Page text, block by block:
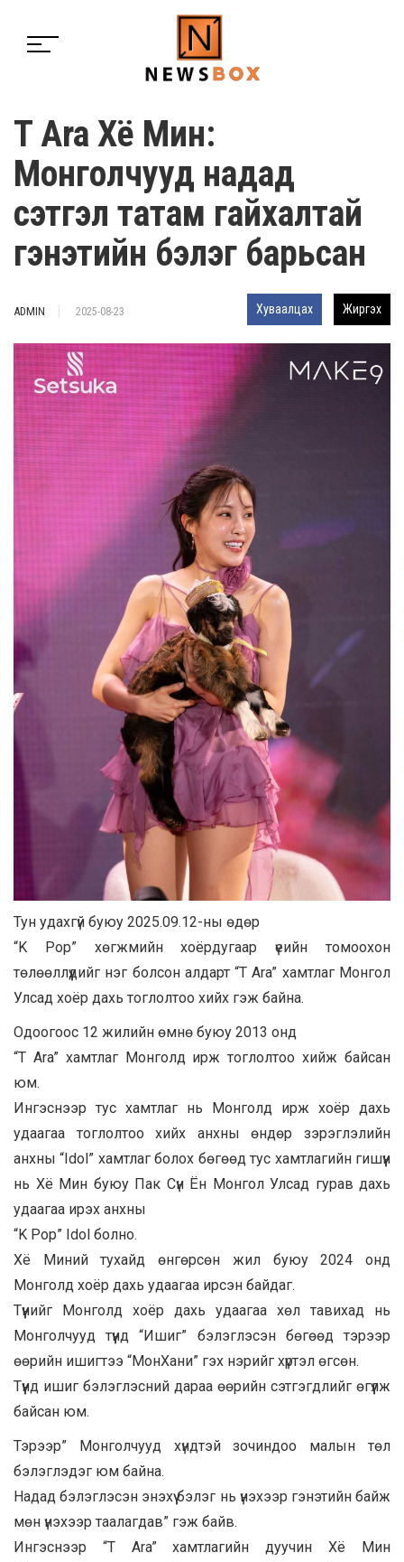
T Ara Хё Мин:
Монголчууд надад
сэтгэл татам гайхалтай
гэнэтийн бэлэг барьсан
ADMIN 2025-08-23 Хуваалцах Жиргэх
Тун удахгүй буюу 2025.09.12-ны өдөр
“K Pop” хөгжмийн хоёрдугаар үеийн томоохон
төлөөллүүдийг нэг болсон алдарт “T Ara” хамтлаг Монгол
Улсад хоёр дахь тоглолтоо хийх гэж байна.
Одоогоос 12 жилийн өмнө буюу 2013 онд
“T Ara” хамтлаг Монголд ирж тоглолтоо хийж байсан
юм.
Ингэснээр тус хамтлаг нь Монголд ирж хоёр дахь
удаагаа тоглолтоо хийх анхны өндөр зэрэглэлийн
анхны “Idol” хамтлаг болох бөгөөд тус хамтлагийн гишүүн
нь Хё Мин буюу Пак Сүн Ён Монгол Улсад гурав дахь
удаагаа ирэх анхны
“K Pop” Idol болно.
Хё Миний тухайд өнгөрсөн жил буюу 2024 онд
Монголд хоёр дахь удаагаа ирсэн байдаг.
Түүнийг Монголд хоёр дахь удаагаа хөл тавихад нь
Монголчууд түүнд “Ишиг” бэлэглэсэн бөгөөд тэрээр
өөрийн ишигтээ “МонХани” гэх нэрийг хүртэл өгсөн.
Түүнд ишиг бэлэглэсний дараа өөрийн сэтгэгдлийг өгүүлж
байсан юм.
Тэрээр” Монголчууд хүндтэй зочиндоо малын төл
бэлэглэдэг юм байна.
Надад бэлэглэсэн энэхүү бэлэг нь үнэхээр гэнэтийн байж
мөн үнэхээр таалагдав” гэж байв.
Ингэснээр “T Ara” хамтлагийн дуучин Хё Мин